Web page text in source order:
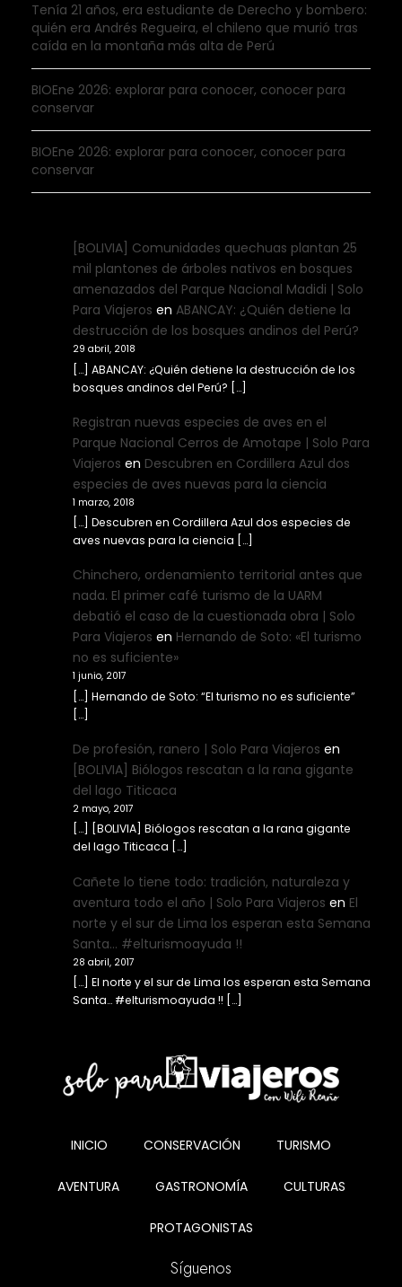
Tenía 21 años, era estudiante de Derecho y bombero:
quién era Andrés Regueira, el chileno que murió tras
caída en la montaña más alta de Perú
BIOEne 2026: explorar para conocer, conocer para
conservar
BIOEne 2026: explorar para conocer, conocer para
conservar
[BOLIVIA] Comunidades quechuas plantan 25
mil plantones de árboles nativos en bosques
amenazados del Parque Nacional Madidi | Solo
Para Viajeros en ABANCAY: ¿Quién detiene la
destrucción de los bosques andinos del Perú?
29 abril, 2018
[…] ABANCAY: ¿Quién detiene la destrucción de los
bosques andinos del Perú? […]
Registran nuevas especies de aves en el
Parque Nacional Cerros de Amotape | Solo Para
Viajeros en Descubren en Cordillera Azul dos
especies de aves nuevas para la ciencia
1 marzo, 2018
[…] Descubren en Cordillera Azul dos especies de
aves nuevas para la ciencia […]
Chinchero, ordenamiento territorial antes que
nada. El primer café turismo de la UARM
debatió el caso de la cuestionada obra | Solo
Para Viajeros en Hernando de Soto: «El turismo
no es suficiente»
1 junio, 2017
[…] Hernando de Soto: “El turismo no es suficiente”
[…]
De profesión, ranero | Solo Para Viajeros en
[BOLIVIA] Biólogos rescatan a la rana gigante
del lago Titicaca
2 mayo, 2017
[…] [BOLIVIA] Biólogos rescatan a la rana gigante
del lago Titicaca […]
Cañete lo tiene todo: tradición, naturaleza y
aventura todo el año | Solo Para Viajeros en El
norte y el sur de Lima los esperan esta Semana
Santa… #elturismoayuda !!
28 abril, 2017
[…] El norte y el sur de Lima los esperan esta Semana
Santa… #elturismoayuda !! […]
INICIO CONSERVACIÓN TURISMO
AVENTURA GASTRONOMÍA CULTURAS
PROTAGONISTAS
Síguenos